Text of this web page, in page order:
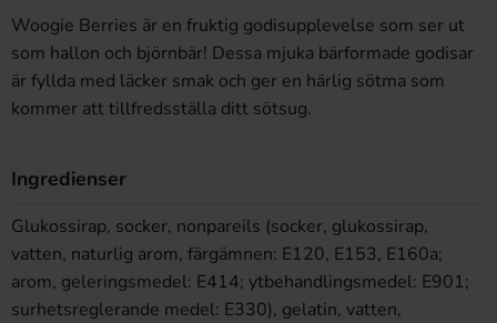
Woogie Berries är en fruktig godisupplevelse som ser ut
som hallon och björnbär! Dessa mjuka bärformade godisar
är fyllda med läcker smak och ger en härlig sötma som
kommer att tillfredsställa ditt sötsug.
Ingredienser
Glukossirap, socker, nonpareils (socker, glukossirap,
vatten, naturlig arom, färgämnen: E120, E153, E160a;
arom, geleringsmedel: E414; ytbehandlingsmedel: E901;
surhetsreglerande medel: E330), gelatin, vatten,